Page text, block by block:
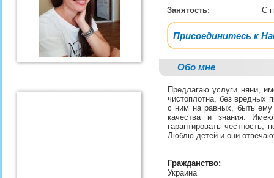
Занятость:
С
Присоединитесь к
Обо мне
Предлагаю услуги няни,
чистоплотна, без вредных
с ним на равных, быть ему
качества и знания.
гарантировать
Люблю детей и они
Гражданство:
Украина